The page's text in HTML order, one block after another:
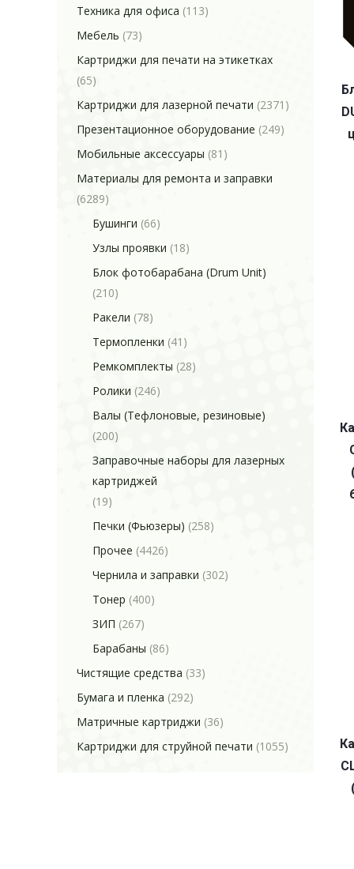
Техника для офиса (113)
Мебель (73)
Картриджи для печати на этикетках
(65)
Картриджи для лазерной печати (2371)
Презентационное оборудование (249)
Мобильные аксессуары (81)
Материалы для ремонта и заправки
(6289)
Бушинги (66)
Узлы проявки (18)
Блок фотобарабана (Drum Unit)
(210)
Ракели (78)
Термопленки (41)
Ремкомплекты (28)
Ролики (246)
Валы (Тефлоновые, резиновые)
(200)
Заправочные наборы для лазерных
картриджей
(19)
Печки (Фьюзеры) (258)
Прочее (4426)
Чернила и заправки (302)
Тонер (400)
ЗИП (267)
Барабаны (86)
Чистящие средства (33)
Бумага и пленка (292)
Матричные картриджи (36)
Картриджи для струйной печати (1055)